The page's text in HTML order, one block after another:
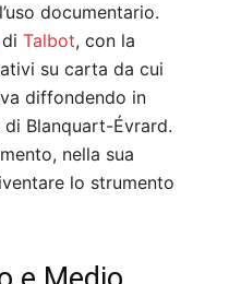
documentario.
di Talbot, con la
su carta da cui
diffondendo in
Blanquart-Évrard.
nella sua
lo strumento